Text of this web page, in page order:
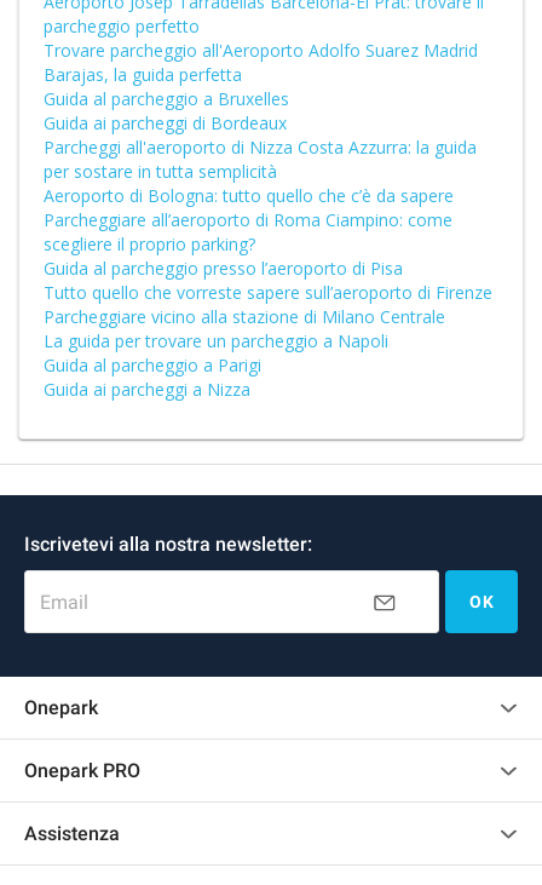
parcheggio perfetto
Trovare parcheggio all'Aeroporto Adolfo Suarez Madrid
Barajas, la guida perfetta
Guida al parcheggio a Bruxelles
Guida ai parcheggi di Bordeaux
Parcheggi all'aeroporto di Nizza Costa Azzurra: la guida
per sostare in tutta semplicità
Aeroporto di Bologna: tutto quello che c’è da sapere
Parcheggiare all’aeroporto di Roma Ciampino: come
scegliere il proprio parking?
Guida al parcheggio presso l’aeroporto di Pisa
Tutto quello che vorreste sapere sull’aeroporto di Firenze
Parcheggiare vicino alla stazione di Milano Centrale
La guida per trovare un parcheggio a Napoli
Guida al parcheggio a Parigi
Guida ai parcheggi a Nizza
Iscrivetevi alla nostra newsletter:
Email OK
Onepark
Onepark PRO
Assistenza